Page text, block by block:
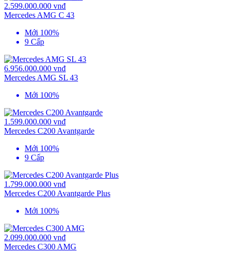
2.599.000.000 vnđ
Mercedes AMG C 43
Mới 100%
9 Cấp
6.956.000.000 vnđ
Mercedes AMG SL 43
Mới 100%
1.599.000.000 vnđ
Mercedes C200 Avantgarde
Mới 100%
9 Cấp
1.799.000.000 vnđ
Mercedes C200 Avantgarde Plus
Mới 100%
2.099.000.000 vnđ
Mercedes C300 AMG